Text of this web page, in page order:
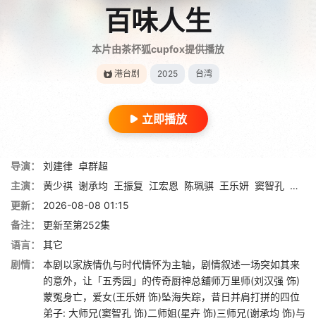
百味人生
本片由茶杯狐cupfox提供播放
港台剧 2025 台湾
立即播放
导演： 刘建律 卓群超
主演：
黄少祺 谢承均 王振复 江宏恩 陈珮骐 王乐妍 窦智孔 江国
更新：
2026-08-08 01:15
备注：
更新至第252集
语言：
其它
剧情：
本剧以家族情仇与时代情怀为主轴，剧情叙述一场突如其来
的意外，让「五秀园」的传奇厨神总舖师万里师(刘汉强 饰)
蒙冤身亡，爱女(王乐妍 饰)坠海失踪，昔日并肩打拼的四位
弟子: 大师兄(窦智孔 饰)二师姐(星卉 饰)三师兄(谢承均 饰)与